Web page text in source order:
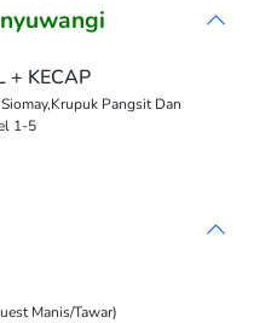
+ KECAP
Pangsit Dan
1-5
Manis/Tawar)